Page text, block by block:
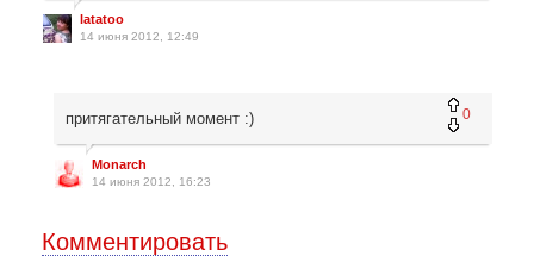
latatoo
14 июня 2012, 12:49
0
притягательный момент :)
Monarch
14 июня 2012, 16:23
Комментировать